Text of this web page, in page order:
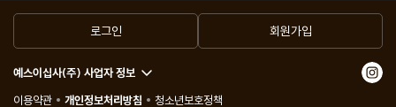
로그인 회원가입
예스이십사(주) 사업자 정보
이용약관
개인정보처리방침 청소년보호정책